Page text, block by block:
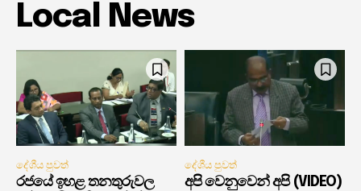
Local News
දේශීය පුවත්
රජයේ ඉහළ තනතුරුවල
දේශීය පුවත්
අපි වෙනුවෙන් අපි (VIDEO)